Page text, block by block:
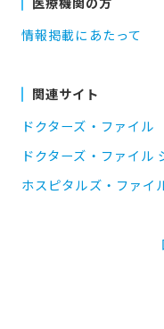
情報掲載にあたって
関連サイト
ドクターズ・ファイル
ドクターズ・ファイル
ホスピタルズ・ファイ